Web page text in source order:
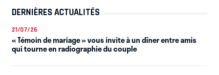
DERNIÈRES ACTUALITÉS
21/07/26
« Témoin de mariage » vous invite à un dîner entre amis
qui tourne en radiographie du couple